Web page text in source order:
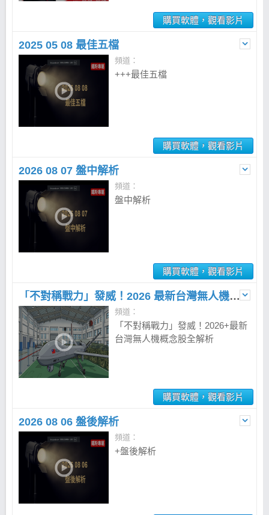
購買軟體，觀看影片
2025 05 08 最佳五檔
頻道：
+++最佳五檔
購買軟體，觀看影片
2026 08 07 盤中解析
頻道：
盤中解析
購買軟體，觀看影片
「不對稱戰力」發威！2026 最新台灣無人機概念股全解析
頻道：
「不對稱戰力」發威！2026+最新
台灣無人機概念股全解析
購買軟體，觀看影片
2026 08 06 盤後解析
頻道：
+盤後解析